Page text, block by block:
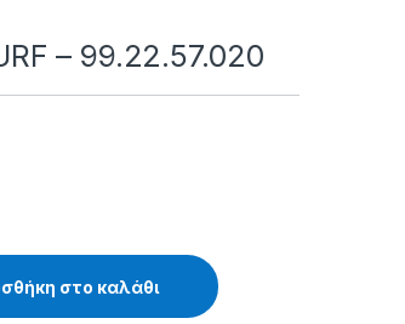
– 99.22.57.020
quantity
στο καλάθι